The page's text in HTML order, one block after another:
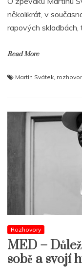
několikrát, v
rapových
Read More
Martin Svátek rozhovor
Rozhovory
MED –
sobě a svojí